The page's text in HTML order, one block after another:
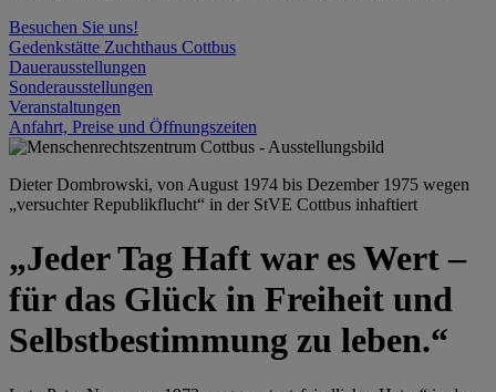
Besuchen Sie uns!
Gedenkstätte Zuchthaus Cottbus
Dauerausstellungen
Sonderausstellungen
Veranstaltungen
Anfahrt, Preise und Öffnungszeiten
Dieter Dombrowski, von August 1974 bis Dezember 1975 wegen
„versuchter Republikflucht“ in der StVE Cottbus inhaftiert
„Jeder Tag Haft war es Wert –
für das Glück in Freiheit und
Selbstbestimmung zu leben.“